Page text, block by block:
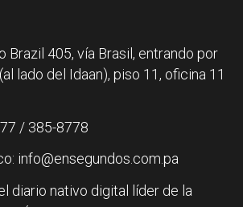
Brazil 405, vía Brasil, entrando por
lado del Idaan), piso 11, oficina 11
/ 385-8778
info@ensegundos.com.pa
diario nativo digital líder de la